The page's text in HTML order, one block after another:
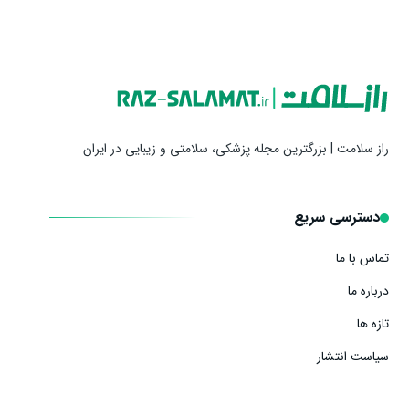
راز سلامت | بزرگترین مجله پزشکی، سلامتی و زیبایی در ایران
دسترسی سریع
تماس با ما
درباره ما
تازه ها
سیاست انتشار